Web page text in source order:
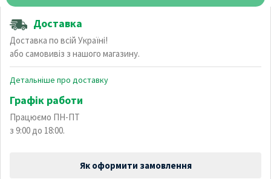
Доставка
Доставка по всій Україні!
або самовивіз з нашого магазину.
Детальніше про доставку
Графік работи
Працюємо ПН-ПТ
з 9:00 до 18:00.
Як оформити замовлення